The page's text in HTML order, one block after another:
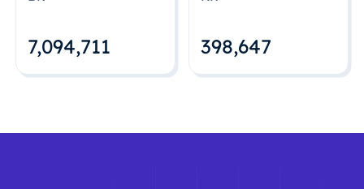
7,094,712 398,648